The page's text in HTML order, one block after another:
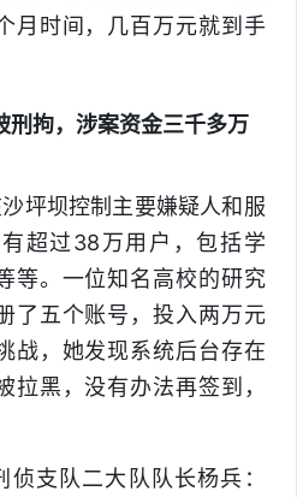
月时间，几百万元就到手
刑拘，涉案资金三千多万
坪坝控制主要嫌疑人和服
超过38万用户，包括学
等。一位知名高校的研究
了五个账号，投入两万元
战，她发现系统后台存在
拉黑，没有办法再签到，
支队二大队队长杨兵：